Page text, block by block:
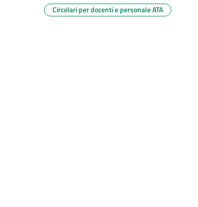
Circolari per docenti e personale ATA